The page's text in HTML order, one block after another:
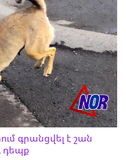
գրանցվել է շան
դեպք